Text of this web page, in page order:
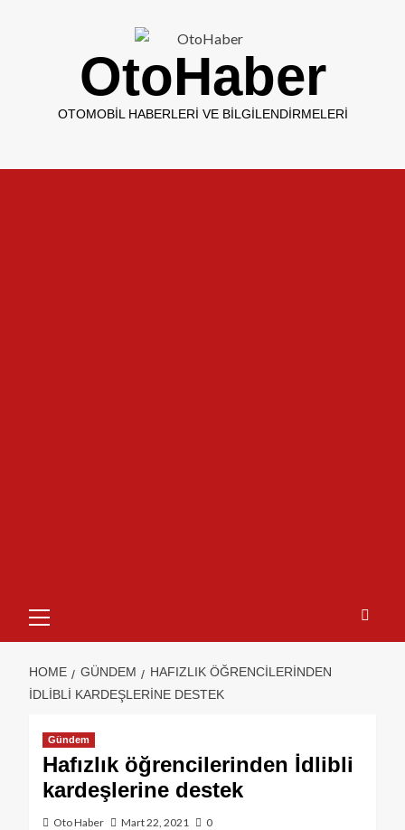
OtoHaber
OTOMOBIL HABERLERI VE BILGILENDIRMELERI
HOME GÜNDEM
HAFIZLIK ÖĞRENCILERINDEN
İDLIBLI KARDEŞLERINE DESTEK
Gündem
Hafızlık öğrencilerinden İdlibli
kardeşlerine destek
Oto Haber Mart 22, 2021 0